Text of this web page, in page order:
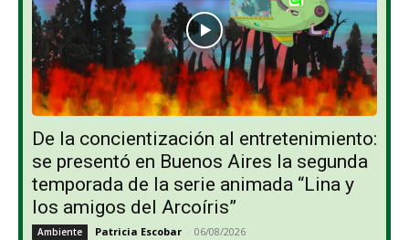
De la concientización al entretenimiento:
se presentó en Buenos Aires la segunda
temporada de la serie animada “Lina y
los amigos del Arcoíris”
Ambiente Patricia Escobar - 06/08/2026